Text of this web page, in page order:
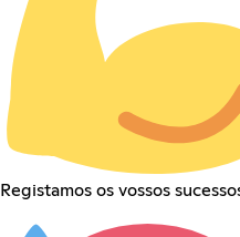
Registamos os vossos